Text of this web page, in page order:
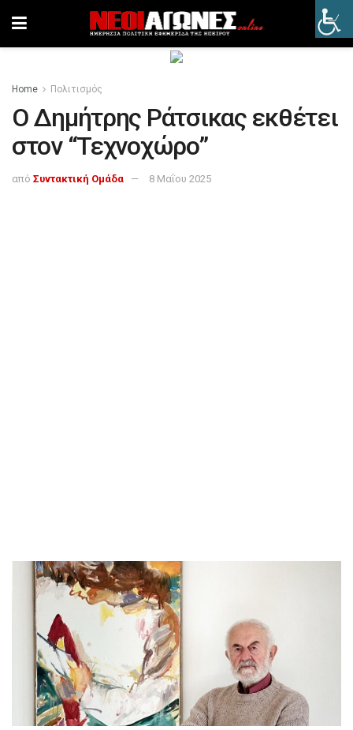
Home Πολιτισμός
Ο Δημήτρης Ράτσικας εκθέτει
στον “Τεχνοχώρο”
από Συντακτική Ομάδα 8 Μαΐου 2025